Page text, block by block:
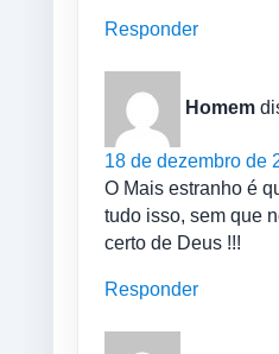
Responder
Homem
18 de dezembro de
O Mais estranho é
tudo isso, sem que
certo de Deus !!!
Responder